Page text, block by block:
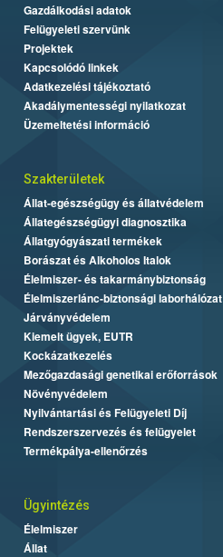
Gazdálkodási adatok
Felügyeleti szervünk
Projektek
Kapcsolódó linkek
Adatkezelési tájékoztató
Akadálymentességi nyilatkozat
Üzemeltetési információ
Szakterületek
Állat-egészségügy és állatvédelem
Állategészségügyi diagnosztika
Állatgyógyászati termékek
Borászat és Alkoholos Italok
Élelmiszer- és takarmánybiztonság
Élelmiszerlánc-biztonsági laborhálózat
Járványvédelem
Kiemelt ügyek, EUTR
Kockázatkezelés
Mezőgazdasági genetikai erőforrások
Növényvédelem
Nyilvántartási és Felügyeleti Díj
Rendszerszervezés és felügyelet
Termékpálya-ellenőrzés
Ügyintézés
Élelmiszer
Állat